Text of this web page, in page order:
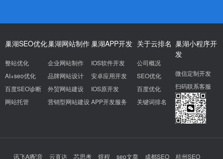
巢湖SEO优化
整站优化
AI+seo优化
百度SEO诊断
网站托管
巢湖网站制作
企业网站制作
品牌网站设计
外贸网站建设
营销型网站建设
巢湖APP开发
IOS软件开发
安卓应用开发
IOS原开发
APP开发服务
关于云排名
公司概况
SEO优化
百度优化
关键词排名
巢湖小程序开
发
微信定制开发
扫码联系客服
讯飞AI配音 云直达 芯思考 煜程 seo文章 成都SEO
杭州SEO